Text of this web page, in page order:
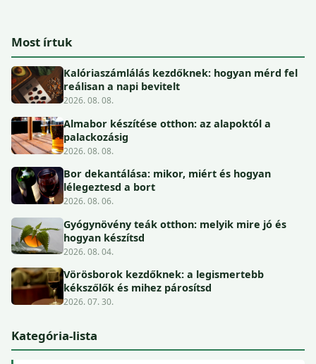
Most írtuk
Kalóriaszámlálás kezdőknek: hogyan mérd fel
reálisan a napi bevitelt
2026. 08. 08.
Almabor készítése otthon: az alapoktól a
palackozásig
2026. 08. 08.
Bor dekantálása: mikor, miért és hogyan
lélegeztesd a bort
2026. 08. 06.
Gyógynövény teák otthon: melyik mire jó és
hogyan készítsd
2026. 08. 04.
Vörösborok kezdőknek: a legismertebb
kékszőlők és mihez párosítsd
2026. 07. 30.
Kategória-lista